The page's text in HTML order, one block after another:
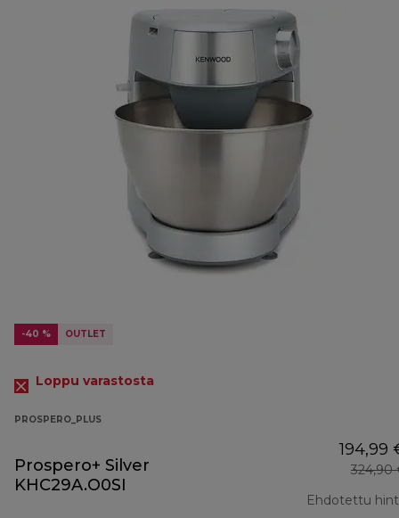
-40 % OUTLET
Loppu varastosta
PROSPERO_PLUS
Prospero+ Silver
KHC29A.O0SI
194,99
324,90
Ehdotettu